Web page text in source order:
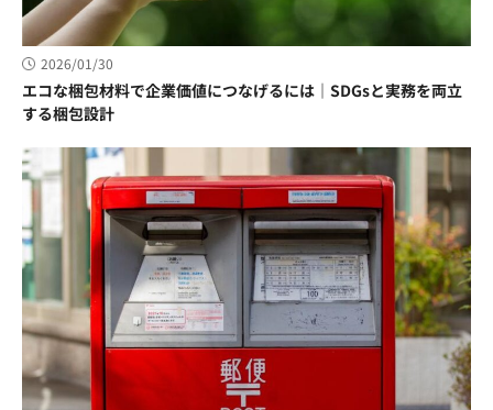
2026/01/30
エコな梱包材料で企業価値につなげるには｜SDGsと実務を両立
する梱包設計